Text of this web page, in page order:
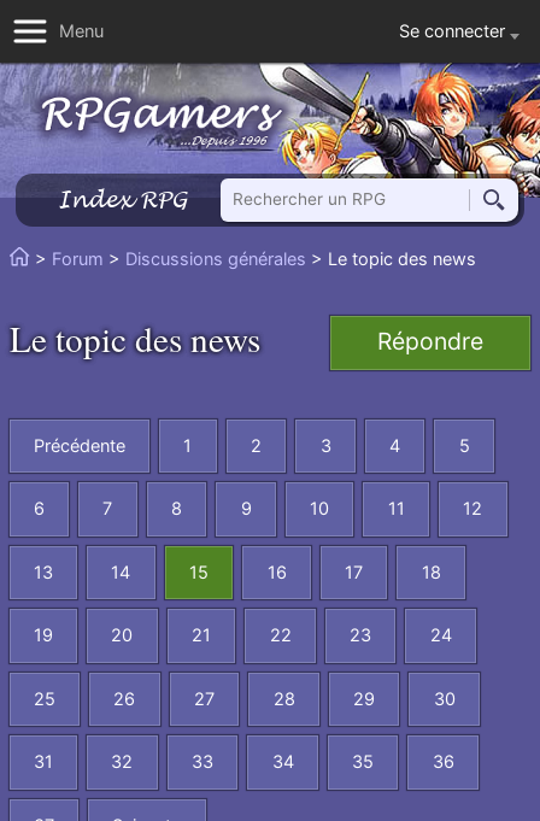
Menu Se connecter
Index RPG
Rechercher un RPG
Vous
:
> Forum > Discussions générales > Le topic des news
Le topic des news Répondre
Précédente 1 2 3 4 5
6 7 8 9 10 11 12
13 14 15 16 17 18
19 20 21 22 23 24
25 26 27 28 29 30
31 32 33 34 35 36